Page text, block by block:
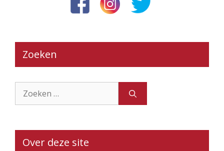
Zoeken
naar:
Over deze site